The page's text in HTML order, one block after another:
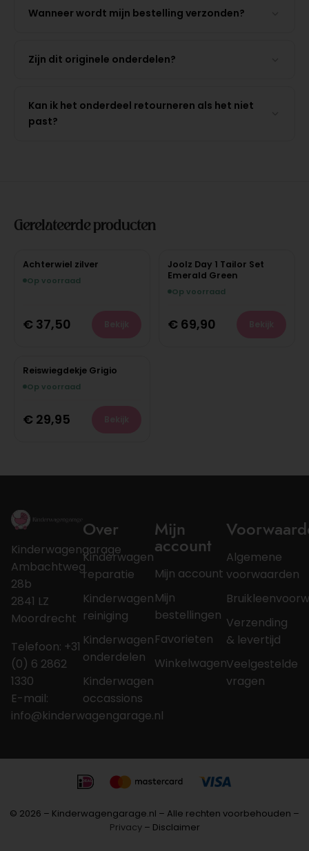
Wanneer wordt mijn bestelling verzonden?
Zijn dit originele onderdelen?
Kan ik het onderdeel retourneren als het niet
past?
Gerelateerde producten
Achterwiel zilver
Op voorraad
€ 37,50
Joolz Day 1 Tailor Set
Emerald Green
Op voorraad
€ 69,90
Reiswiegdekje Grigio
Op voorraad
€ 29,95
Kinderwagengarage
Ambachtweg
28b
2841 LZ
Moordrecht
Telefoon: +31
(0) 6 2862
1330
E-mail:
info@kinderwagengarage.nl
Over
Kinderwagen
reparatie
Kinderwagen
reiniging
Kinderwagen
onderdelen
Kinderwagen
occassions
Mijn
account
Mijn account
Mijn
bestellingen
Favorieten
Winkelwagen
Algemene
voorwaarden
Verzending
& levertijd
Veelgestelde
vragen
© 2026 – Kinderwagengarage.nl – Alle rechten voorbehouden –
Privacy– Disclaimer